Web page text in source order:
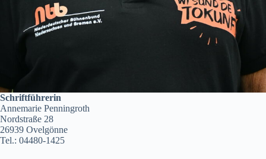
Schriftführerin
Annemarie Penningroth
Nordstraße 28
26939 Ovelgönne
Tel.: 04480-1425